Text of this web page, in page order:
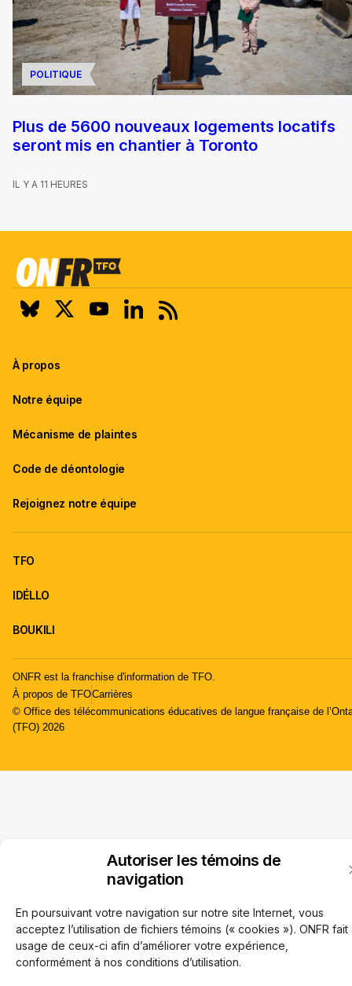
Autoriser les témoins de
navigation
En poursuivant votre navigation sur notre site Internet, vous
acceptez l’utilisation de fichiers témoins (« cookies »). ONFR fait
usage de ceux-ci afin d’améliorer votre expérience,
conformément à nos conditions d’utilisation.
POLITIQUE
Plus de 5600 nouveaux logements locatifs
seront mis en chantier à Toronto
IL Y A 11 HEURES
À propos
Notre équipe
Mécanisme de plaintes
Code de déontologie
Rejoignez notre équipe
TFO
IDÉLLO
BOUKILI
ONFR est la franchise d'information de TFO.
À propos de TFOCarrières
© Office des télécommunications éducatives de langue française de
(TFO) 2026